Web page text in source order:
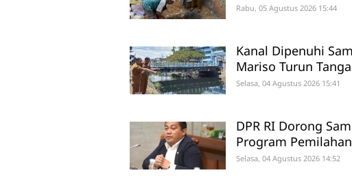
Rabu, 05 Agustus 2026 15:44
Kanal Dipenuhi
Mariso Turun
Selasa, 04 Agustus 2026 15:41
DPR RI Dorong
Program
Selasa, 04 Agustus 2026 14:52